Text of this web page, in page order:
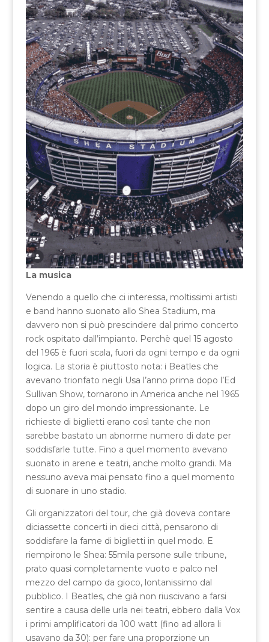
La musica
Venendo a quello che ci interessa, moltissimi artisti
e band hanno suonato allo Shea Stadium, ma
davvero non si può prescindere dal primo concerto
rock ospitato dall’impianto. Perchè quel 15 agosto
del 1965 è fuori scala, fuori da ogni tempo e da ogni
logica. La storia è piuttosto nota: i Beatles che
avevano trionfato negli Usa l’anno prima dopo l’Ed
Sullivan Show, tornarono in America anche nel 1965
dopo un giro del mondo impressionante. Le
richieste di biglietti erano così tante che non
sarebbe bastato un abnorme numero di date per
soddisfarle tutte. Fino a quel momento avevano
suonato in arene e teatri, anche molto grandi. Ma
nessuno aveva mai pensato fino a quel momento
di suonare in uno stadio.
Gli organizzatori del tour, che già doveva contare
diciassette concerti in dieci città, pensarono di
soddisfare la fame di biglietti in quel modo. E
riempirono le Shea: 55mila persone sulle tribune,
prato quasi completamente vuoto e palco nel
mezzo del campo da gioco, lontanissimo dal
pubblico. I Beatles, che già non riuscivano a farsi
sentire a causa delle urla nei teatri, ebbero dalla Vox
i primi amplificatori da 100 watt (fino ad allora li
usavano da 30): per fare una proporzione un